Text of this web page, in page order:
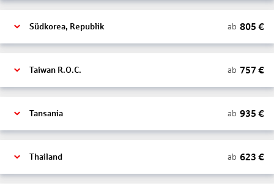
Südkorea, Republik ab 805 €
Taiwan R.O.C. ab 757 €
Tansania ab 935 €
Thailand ab 623 €